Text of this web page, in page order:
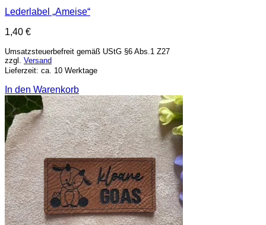
Lederlabel „Ameise“
1,40 €
Umsatzsteuerbefreit gemäß UStG §6 Abs.1 Z27
zzgl. Versand
Lieferzeit: ca. 10 Werktage
In den Warenkorb